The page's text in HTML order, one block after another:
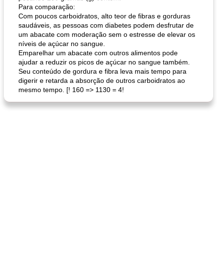
Para comparação:
Com poucos carboidratos, alto teor de fibras e gorduras
saudáveis, as pessoas com diabetes podem desfrutar de
um abacate com moderação sem o estresse de elevar os
níveis de açúcar no sangue.
Emparelhar um abacate com outros alimentos pode
ajudar a reduzir os picos de açúcar no sangue também.
Seu conteúdo de gordura e fibra leva mais tempo para
digerir e retarda a absorção de outros carboidratos ao
mesmo tempo. [! 160 => 1130 = 4!